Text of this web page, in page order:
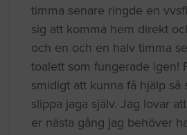
timma senare ringde en
sig att komma hem direkt
och en och en halv timma
toalett som fungerade igen!
smidigt att kunna få hjälp så
slippa jaga själv. Jag lovar
er nästa gång jag behöver